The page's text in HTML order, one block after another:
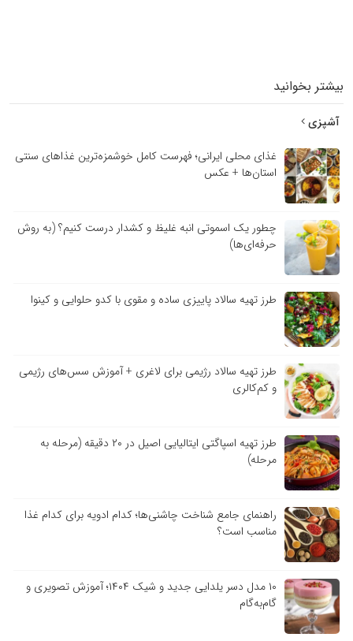
بیشتر بخوانید
آشپزی
غذای محلی ایرانی؛ فهرست کامل خوشمزه‌ترین غذاهای سنتی
استان‌ها + عکس
چطور یک اسموتی انبه غلیظ و کشدار درست کنیم؟ (به روش
حرفه‌ای‌ها)
طرز تهیه سالاد پاییزی ساده و مقوی با کدو حلوایی و کینوا
طرز تهیه سالاد رژیمی برای لاغری + آموزش سس‌های رژیمی
و کم‌کالری
طرز تهیه اسپاگتی ایتالیایی اصیل در ۲۰ دقیقه (مرحله به
مرحله)
راهنمای جامع شناخت چاشنی‌ها؛ کدام ادویه برای کدام غذا
مناسب است؟
۱۰ مدل دسر یلدایی جدید و شیک ۱۴۰۴؛ آموزش تصویری و
گام‌به‌گام